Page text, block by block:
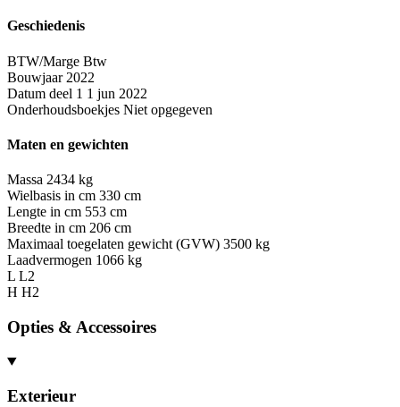
Geschiedenis
BTW/Marge Btw
Bouwjaar 2022
Datum deel 1 1 jun 2022
Onderhoudsboekjes Niet opgegeven
Maten en gewichten
Massa 2434 kg
Wielbasis in cm 330 cm
Lengte in cm 553 cm
Breedte in cm 206 cm
Maximaal toegelaten gewicht (GVW) 3500 kg
Laadvermogen 1066 kg
L L2
H H2
Opties & Accessoires
Exterieur